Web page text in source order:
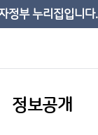
정부 누리집입니다.
정보공개